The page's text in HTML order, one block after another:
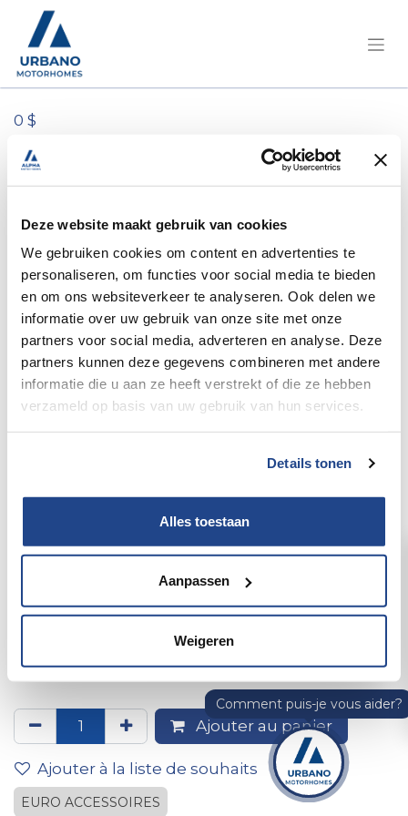
Deze website maakt gebruik van cookies
We gebruiken cookies om content en advertenties te
personaliseren, om functies voor social media te bieden
en om ons websiteverkeer te analyseren. Ook delen we
informatie over uw gebruik van onze site met onze
partners voor social media, adverteren en analyse. Deze
partners kunnen deze gegevens combineren met andere
informatie die u aan ze heeft verstrekt of die ze hebben
verzameld op basis van uw gebruik van hun services.
Details tonen
Alles toestaan
Aanpassen
Weigeren
0 $
Tous les produits
Panneau flexible à lumière du jour de 100 W,
Panneau flexible à lumière du
jour de 100 W, dimensions : 1
060 x 540 x 3 mm
Ajouter au panier
Ajouter à la liste de souhaits
EURO ACCESSOIRES